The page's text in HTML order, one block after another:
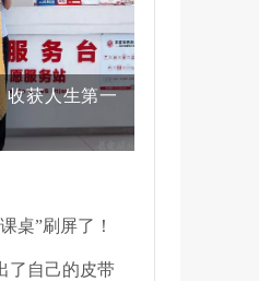
收获人生第一
桌”刷屏了！
了自己的皮带